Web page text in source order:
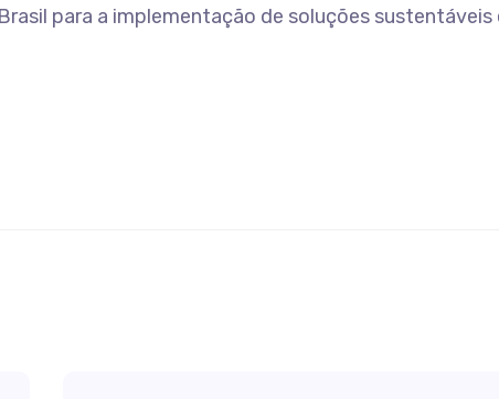
para a implementação de soluções sustentáveis